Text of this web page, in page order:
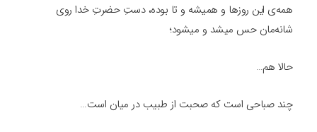
همه‌ی این روزها و همیشه و تا بوده، دستِ حضرتِ خدا روی
شانه‌مان حس میشد و میشود؛
حالا هم…
چند صباحی است که صحبت از طبیب در میان است…